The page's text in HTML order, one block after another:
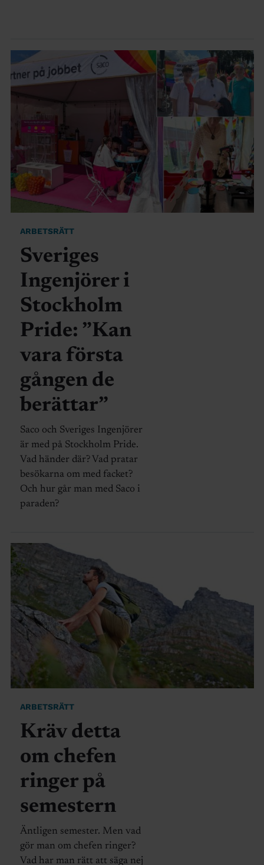
ARBETSRÄTT
Sveriges
Ingenjörer i
Stockholm
Pride: ”Kan
vara första
gången de
berättar”
Saco och Sveriges Ingenjörer
är med på Stockholm Pride.
Vad händer där? Vad pratar
besökarna om med facket?
Och hur går man med Saco i
paraden?
ARBETSRÄTT
Kräv detta
om chefen
ringer på
semestern
Äntligen semester. Men vad
gör man om chefen ringer?
Vad har man rätt att säga nej